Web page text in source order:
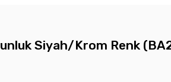
Siyah/Krom Renk